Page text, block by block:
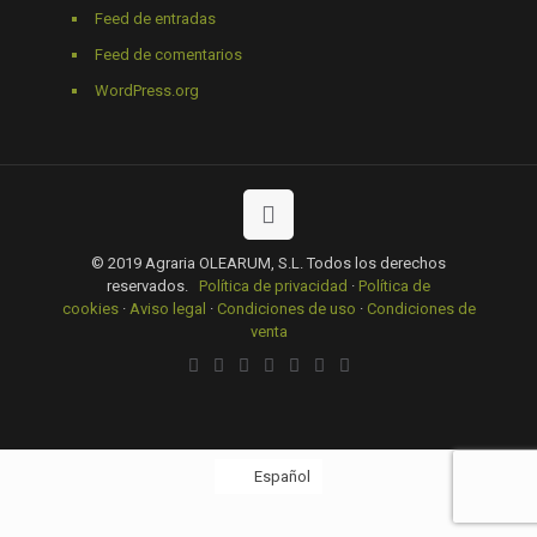
Feed de entradas
Feed de comentarios
WordPress.org
© 2019 Agraria OLEARUM, S.L. Todos los derechos
reservados. Política de privacidad · Política de
cookies· Aviso legal · Condiciones de uso · Condiciones de
venta
Español